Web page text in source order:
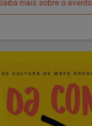
mais sobre o evento